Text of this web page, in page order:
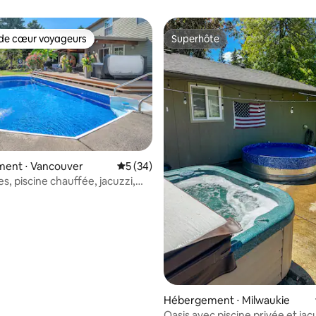
cœur voyageurs les plus appréciés
cœur voyageurs
⋅ Vancouver Évaluation moyenne sur la base de 34
5 (34)
piscine chauffée, jacuzzi,
Superhôte
Superhôte
Hébergement ⋅ Milwaukie